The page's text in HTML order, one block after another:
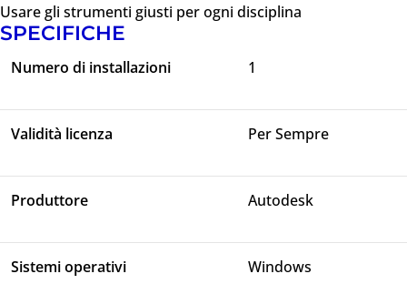
Usare gli strumenti giusti per ogni disciplina
SPECIFICHE
Numero di installazioni 1
Validità licenza Per Sempre
Produttore Autodesk
Sistemi operativi Windows